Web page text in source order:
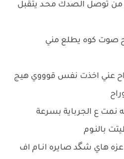
توصل الصدك محـد يتقبل
صوت كوه يطلع مني
عني اخذت نفس قوووي هيج
نمت ع الجرباية بسرعة
بالنـوم
هاي شگد صايره انـام اف